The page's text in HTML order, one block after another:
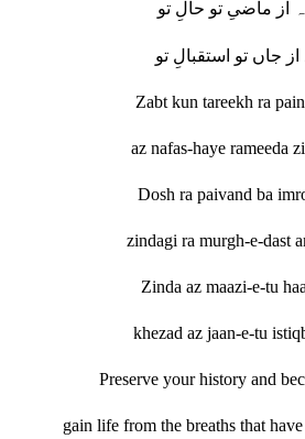
از جاں تو استقبالِ تو
Zabt kun tareekh ra
az nafas-haye rameeda
Dosh ra paivand ba
zindagi ra murgh-e-dast
Zinda az maazi-e-tu
khezad az jaan-e-tu
Preserve your history and
gain life from the breaths that